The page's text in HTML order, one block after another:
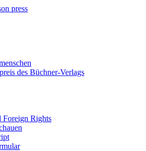
des Büchner-Verlags
Foreign Rights